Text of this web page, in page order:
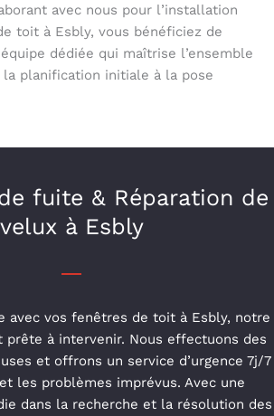
avec nous pour l’installation
toit à Esbly, vous bénéficiez de
équipe dédiée qui maîtrise l’ensemble
la planification initiale à la pose
fuite & Réparation de
velux à Esbly
avec vos fenêtres de toit à Esbly, notre
prête à intervenir. Nous effectuons des
et offrons un service d’urgence 7j/7
les problèmes imprévus. Avec une
dans la recherche et la résolution des